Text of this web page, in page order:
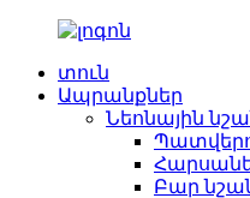
տուն
Ապրանքներ
Նեոնային
Բար